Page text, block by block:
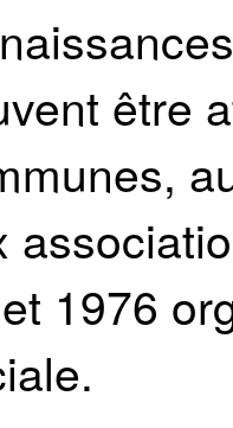
être
1976